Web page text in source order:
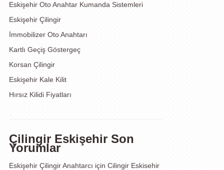
Eskişehir Oto Anahtar Kumanda Sistemleri
Eskişehir Çilingir
İmmobilizer Oto Anahtarı
Kartlı Geçiş Göstergeç
Korsan Çilingir
Eskişehir Kale Kilit
Hırsız Kilidi Fiyatları
Çilingir Eskişehir Son
Yorumlar
Eskişehir Çilingir Anahtarcı için Cilingir Eskisehir